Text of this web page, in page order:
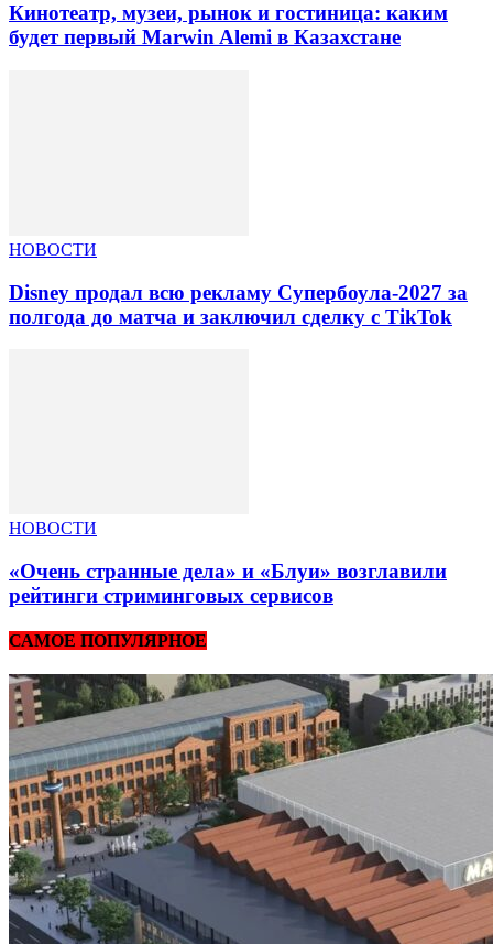
Кинотеатр, музеи, рынок и гостиница: каким
будет первый Marwin Alemi в Казахстане
НОВОСТИ
Disney продал всю рекламу Супербоула-2027 за
полгода до матча и заключил сделку с TikTok
НОВОСТИ
«Очень странные дела» и «Блуи» возглавили
рейтинги стриминговых сервисов
САМОЕ ПОПУЛЯРНОЕ